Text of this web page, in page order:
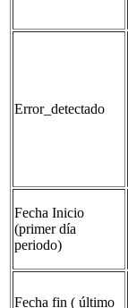
Error_detectado
Fecha Inicio
(primer día
periodo)
Fecha fin ( último